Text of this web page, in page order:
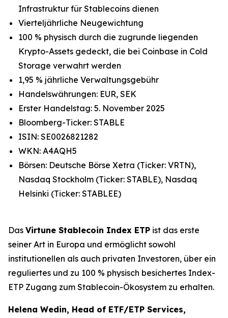
Infrastruktur für Stablecoins dienen
Vierteljährliche Neugewichtung
100 % physisch durch die zugrunde liegenden
Krypto-Assets gedeckt, die bei Coinbase in Cold
Storage verwahrt werden
1,95 % jährliche Verwaltungsgebühr
Handelswährungen: EUR, SEK
Erster Handelstag: 5. November 2025
Bloomberg-Ticker: STABLE
ISIN: SE0026821282
WKN: A4AQH5
Börsen: Deutsche Börse Xetra (Ticker: VRTN),
Nasdaq Stockholm (Ticker: STABLE), Nasdaq
Helsinki (Ticker: STABLEE)
Das Virtune Stablecoin Index ETP ist das erste
seiner Art in Europa und ermöglicht sowohl
institutionellen als auch privaten Investoren, über ein
reguliertes und zu 100 % physisch besichertes Index-
ETP Zugang zum Stablecoin-Ökosystem zu erhalten.
Helena Wedin, Head of ETF/ETP Services,